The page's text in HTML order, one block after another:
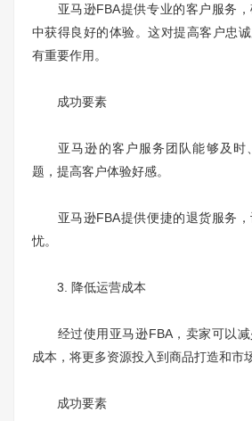
亚马逊FBA提供专业的客户服务，
中获得良好的体验。这对提高客户忠
有重要作用。
成功要素
亚马逊的客户服务团队能够及时
题，提高客户体验好感。
亚马逊FBA提供便捷的退货服务，
忧。
3. 降低运营成本
经过使用亚马逊FBA，卖家可以减
成本，将更多资源投入到商品打造和市
成功要素